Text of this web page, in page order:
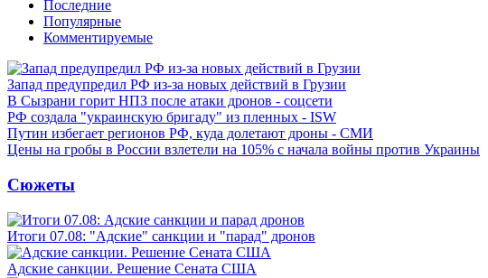
Последние
Популярные
Комментируемые
Запад предупредил РФ из-за новых действий в Грузии
В Сызрани горит НПЗ после атаки дронов - соцсети
РФ создала "украинскую бригаду" из пленных - ISW
Путин избегает регионов РФ, куда долетают дроны - СМИ
Цены на гробы в России взлетели на 105% с начала войны против Украины
Сюжеты
Итоги 07.08: "Адские" санкции и "парад" дронов
Адские санкции. Решение Сената США